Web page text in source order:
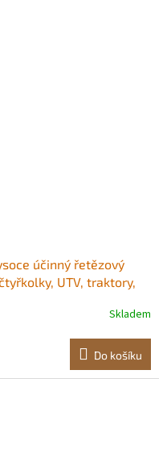
účinný řetězový
UTV, traktory,
štěrkových příjezdových
Skladem
Do košíku